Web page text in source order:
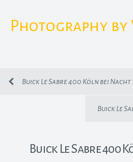
Photography
Buick Le Sabre 400 Köln bei Nacht
Buick Le
Buick Le Sabre 400